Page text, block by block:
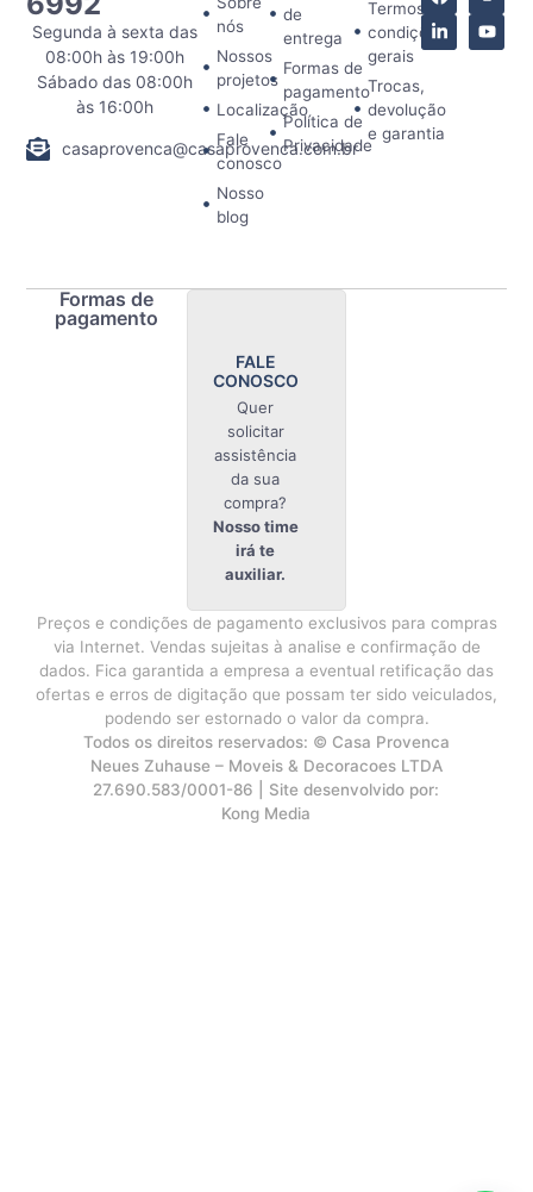
Segunda à sexta das
08:00h às 19:00h
Sábado das 08:00h
às 16:00h
casaprovenca@casaprovenca.com.br
nós
Nossos
projetos
Localização
Fale
conosco
Nosso
blog
de
entrega
Formas de
pagamento
Política de
Privacidade
Termos e
condições
gerais
Trocas,
devolução
e garantia
Formas de
pagamento
FALE
CONOSCO
Quer
solicitar
assistência
da sua
compra?
Nosso time
irá te
auxiliar.
Preços e condições de pagamento exclusivos para compras
via Internet. Vendas sujeitas à analise e confirmação de
dados. Fica garantida a empresa a eventual retificação das
ofertas e erros de digitação que possam ter sido veiculados,
podendo ser estornado o valor da compra.
Todos os direitos reservados: © Casa Provenca
Neues Zuhause – Moveis & Decoracoes LTDA
27.690.583/0001-86 | Site desenvolvido por:
Kong Media